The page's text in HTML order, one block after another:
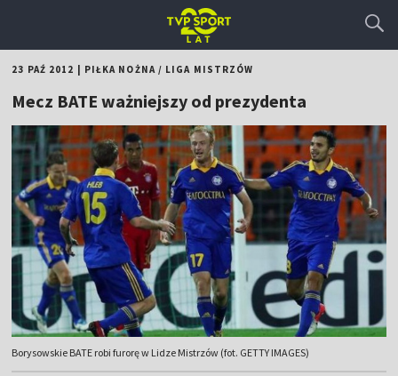
23 PAŹ 2012 PIŁKA NOŻNA/ LIGA MISTRZÓW
Mecz BATE ważniejszy od prezydenta
Borysowskie BATE robi furorę w Lidze Mistrzów (fot. GETTY IMAGES)